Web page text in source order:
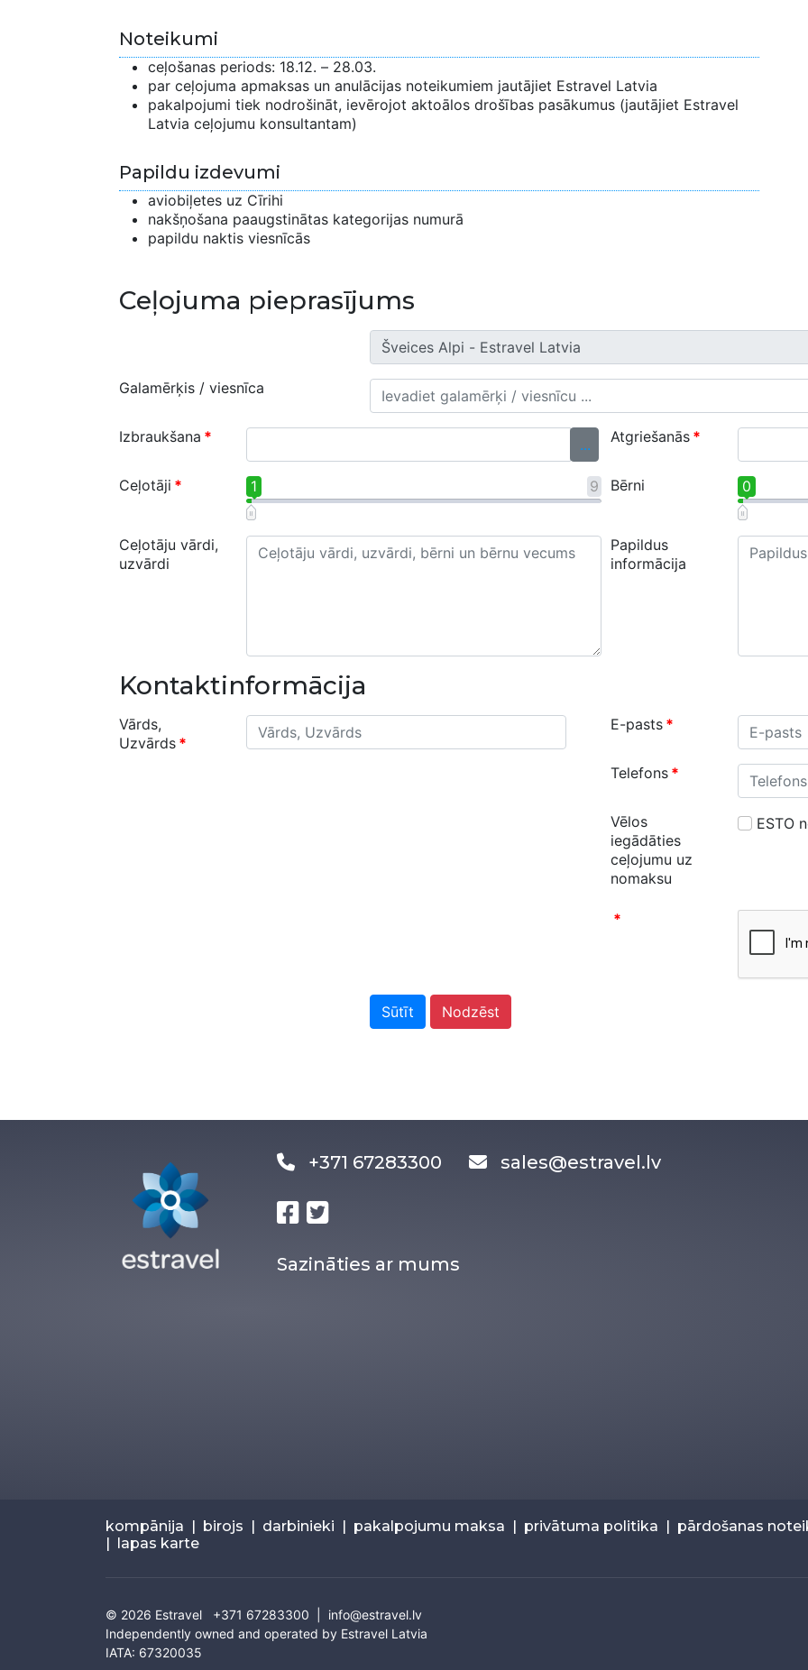
Noteikumi
ceļošanas periods: 18.12. – 28.03.
par ceļojuma apmaksas un anulācijas noteikumiem jautājiet Estravel Latvia
pakalpojumi tiek nodrošināt, ievērojot aktoālos drošības pasākumus (jautājiet Estravel
Latvia ceļojumu konsultantam)
Papildu izdevumi
aviobiļetes uz Cīrihi
nakšņošana paaugstinātas kategorijas numurā
papildu naktis viesnīcās
Ceļojuma pieprasījums
Galamērķis / viesnīca
Izbraukšana * ... Atgriešanās *
Ceļotāji * 9
1 Bērni 0
Ceļotāju vārdi,
uzvārdi
Papildus
informācija
Kontaktinformācija
Vārds,
Uzvārds *
E-pasts *
Telefons *
Vēlos
iegādāties
ceļojumu uz
nomaksu
ESTO
*
Sūtīt Nodzēst
+371 67283300 sales@estravel.lv
Sazināties ar mums
kompānija | birojs | darbinieki | pakalpojumu maksa | privātuma politika | pārdošanas
| lapas karte
© 2026 Estravel +371 67283300 | info@estravel.lv
Independently owned and operated by Estravel Latvia
IATA: 67320035